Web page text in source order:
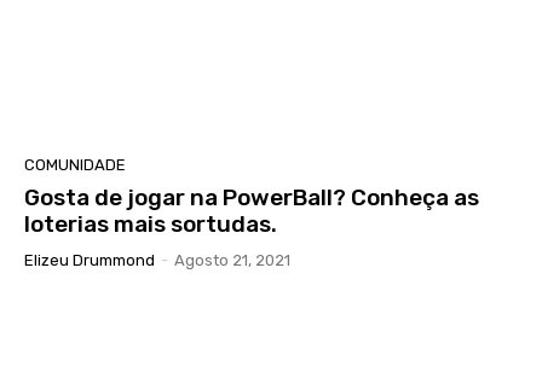
COMUNIDADE
Gosta de jogar na PowerBall? Conheça as
loterias mais sortudas.
Elizeu Drummond - Agosto 21, 2021